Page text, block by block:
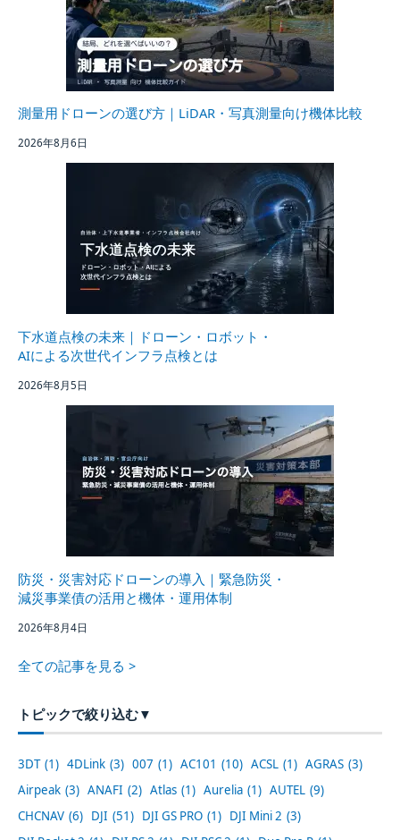
測量用ドローンの選び方｜LiDAR・写真測量向け機体比較
2026年8月6日
下水道点検の未来｜ドローン・ロボット・
AIによる次世代インフラ点検とは
2026年8月5日
防災・災害対応ドローンの導入｜緊急防災・
減災事業債の活用と機体・運用体制
2026年8月4日
全ての記事を見る >
トピックで絞り込む▼
3DT (1) 4DLink (3) 007 (1) AC101 (10) ACSL (1) AGRAS (3)
Airpeak (3) ANAFI (2) Atlas (1) Aurelia (1) AUTEL (9)
CHCNAV (6) DJI (51) DJI GS PRO (1) DJI Mini 2 (3)